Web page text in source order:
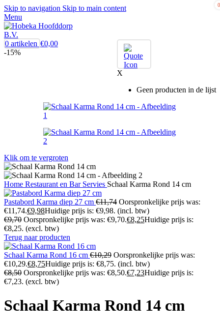
Skip to navigation Skip to main content
Menu
0
X
Geen producten in de lijst
0 artikelen €0,00
-15%
Klik om te vergroten
Home Restaurant en Bar Servies Schaal Karma Rond 14 cm
Pastabord Karma diep 27 cm €11,74 Oorspronkelijke prijs was:
€11,74.€9,98Huidige prijs is: €9,98. (incl. btw)
€9,70 Oorspronkelijke prijs was: €9,70.€8,25Huidige prijs is:
€8,25. (excl. btw)
Terug naar producten
Schaal Karma Rond 16 cm €10,29 Oorspronkelijke prijs was:
€10,29.€8,75Huidige prijs is: €8,75. (incl. btw)
€8,50 Oorspronkelijke prijs was: €8,50.€7,23Huidige prijs is:
€7,23. (excl. btw)
Schaal Karma Rond 14 cm